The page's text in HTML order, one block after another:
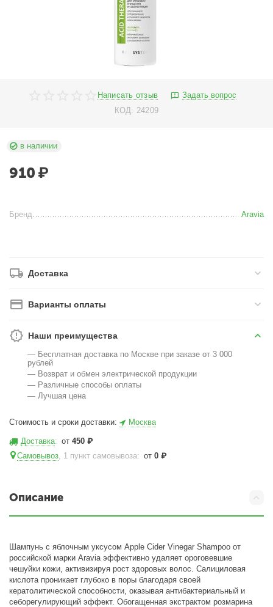
Написать отзыв
Задать вопрос
КОД: 24209
в наличии
910 ₽
Бренд Aravia
Доставка
Варианты оплаты
Наши преимущества
— Бесплатная доставка по Москве при заказе от 3 000
рублей
— Возврат и обмен электрической продукции
— Различные способы оплаты
— Лучшая цена
Стоимость и сроки доставки: Москва
Доставка: от450 ₽
Самовывоз, 1 пункт самовывоза: от0 ₽
Описание
Шампунь с яблочным уксусом Apple Cider Vinegar Shampoo от
российской марки Aravia эффективно удаляет ороговевшие
чешуйки кожи, активизируя рост здоровых волос. Салициловая
кислота проникает глубоко в поры благодаря своей
кератолитической способности, оказывая антибактериальный и
себорегулирующий эффект. Обогащенная экстрактом розмарина